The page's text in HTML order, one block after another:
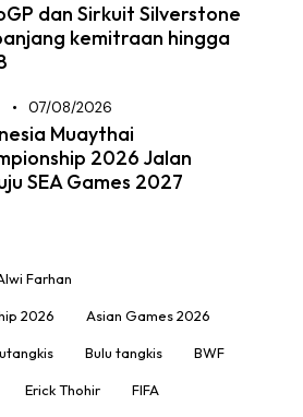
dan Sirkuit Silverstone
kemitraan hingga
07/08/2026
Muaythai
2026 Jalan
SEA Games 2027
Farhan
2026 Asian Games 2026
Bulu tangkis BWF
Erick Thohir FIFA